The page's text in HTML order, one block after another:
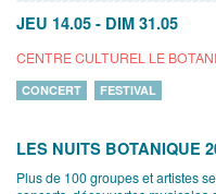
JEU 14.05 - DIM 31.05
CENTRE CULTUREL LE
CONCERT FESTIVAL
LES NUITS BOTANIQUE
Plus de 100 groupes et artistes